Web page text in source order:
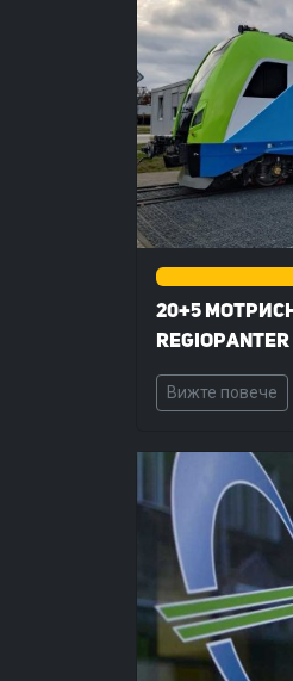
0%
20+5
RegioPanter
Вижте повече